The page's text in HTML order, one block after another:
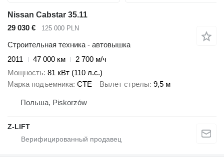
Nissan Cabstar 35.11
29 030 €
125 000 PLN
Строительная техника - автовышка
2011
47 000 км
2 700 м/ч
Мощность 81 кВт (110 л.с.)
Марка подъемника CTE Вылет стрелы 9,5 м
Польша, Piskorzów
Z-LIFT